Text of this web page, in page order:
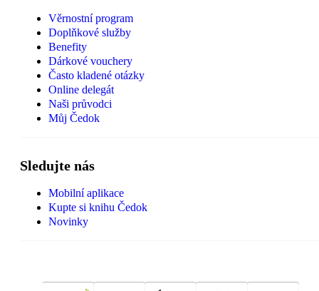
Věrnostní program
Doplňkové služby
Benefity
Dárkové vouchery
Často kladené otázky
Online delegát
Naši průvodci
Můj Čedok
Sledujte nás
Mobilní aplikace
Kupte si knihu Čedok
Novinky